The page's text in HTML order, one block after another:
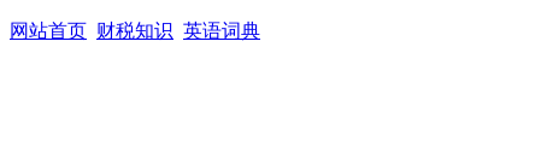
网站首页 财税知识 英语词典